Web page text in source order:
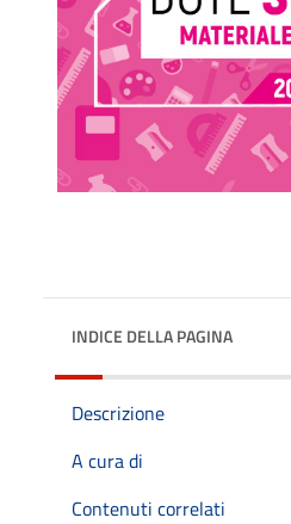
INDICE DELLA PAGINA
Descrizione
A cura di
Contenuti correlati